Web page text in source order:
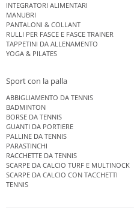
INTEGRATORI ALIMENTARI
MANUBRI
PANTALONI & COLLANT
RULLI PER FASCE E FASCE TRAINER
TAPPETINI DA ALLENAMENTO
YOGA & PILATES
Sport con la palla
ABBIGLIAMENTO DA TENNIS
BADMINTON
BORSE DA TENNIS
GUANTI DA PORTIERE
PALLINE DA TENNIS
PARASTINCHI
RACCHETTE DA TENNIS
SCARPE DA CALCIO TURF E MULTINOCK
SCARPE DA CALCIO CON TACCHETTI
TENNIS